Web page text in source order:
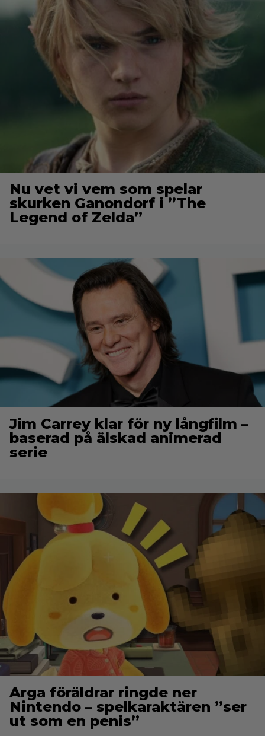
Nu vet vi vem som spelar
skurken Ganondorf i ”The
Legend of Zelda”
Jim Carrey klar för ny långfilm –
baserad på älskad animerad
serie
Arga föräldrar ringde ner
Nintendo – spelkaraktären ”ser
ut som en penis”